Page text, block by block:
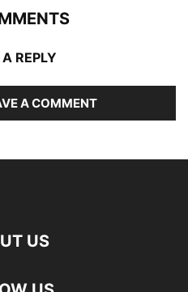
REPLY
A COMMENT
US